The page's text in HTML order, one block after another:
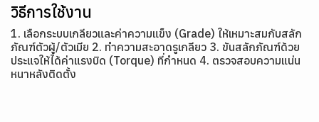
วิธีการใช้งาน
1. เลือกระบบเกลียวและค่าความแข็ง (Grade) ให้เหมาะสมกับสลัก
ภัณฑ์ตัวผู้/ตัวเมีย 2. ทำความสะอาดรูเกลียว 3. ขันสลักภัณฑ์ด้วย
ประแจให้ได้ค่าแรงบิด (Torque) ที่กำหนด 4. ตรวจสอบความแน่น
หนาหลังติดตั้ง